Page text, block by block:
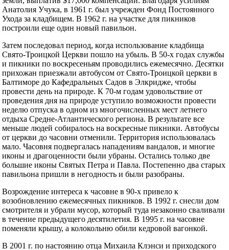
Анатолия Учука, в 1961 г. был учрежден Фонд Постоянного
Ухода за кладбищем. В 1962 г. на участке для пикников
построили еще один новый павильон.
Затем последовал период, когда использование кладбища
Свято-Троицкой Церкви пошло на убыль. В 50-х годах службы
и пикники по воскресеньям проводились ежемесячно. Десятки
прихожан приезжали автобусом от Свято-Троицкой церкви в
Балтиморе до Кафедральных Садов в Элкридже, чтобы
провести день на природе. К 70-м годам удовольствие от
проведения дня на природе уступило возможности провести
неделю отпуска в одном из многочисленных мест летнего
отдыха Средне-Атлантического региона. В результате все
меньше людей собиралось на воскресные пикники. Автобусы
от церкви до часовни отменили. Территория использовалась
мало. Часовня подвергалась нападениям вандалов, и многие
иконы и драгоценности были убраны. Остались только две
большие иконы Святых Петра и Павла. Постепенно два старых
павильона пришли в негодность и были разобраны.
Возрождение интереса к часовне в 90-х привело к
возобновлению ежемесячных пикников. В 1992 г. снесли дом
смотрителя и убрали мусор, который туда незаконно сваливали
в течение предыдущего десятилетия. В 1995 г. на часовне
поменяли крышу, а колокольню обили кедровой вагонкой.
В 2001 г. по настоянию отца Михаила Клэнси и приходского